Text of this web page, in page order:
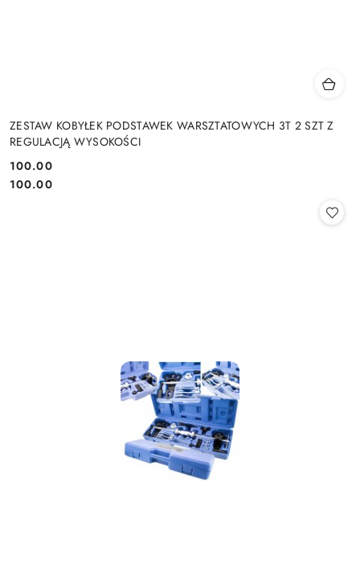
ZESTAW KOBYŁEK PODSTAWEK WARSZTATOWYCH 3T 2 SZT Z
REGULACJĄ WYSOKOŚCI
Cena:
100.00
Cena:
100.00